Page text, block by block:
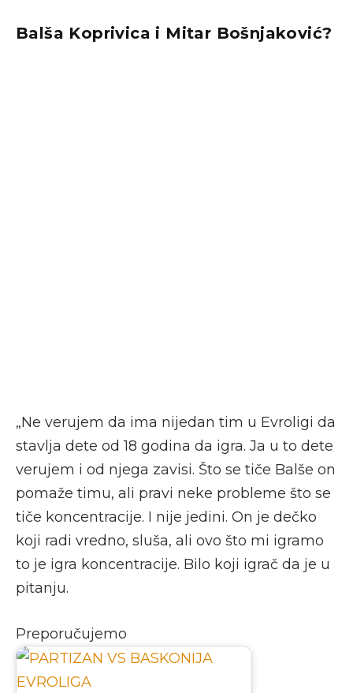
Balša Koprivica i Mitar Bošnjaković?
„Ne verujem da ima nijedan tim u Evroligi da
stavlja dete od 18 godina da igra. Ja u to dete
verujem i od njega zavisi. Što se tiče Balše on
pomaže timu, ali pravi neke probleme što se
tiče koncentracije. I nije jedini. On je dečko
koji radi vredno, sluša, ali ovo što mi igramo
to je igra koncentracije. Bilo koji igrač da je u
pitanju.
Preporučujemo